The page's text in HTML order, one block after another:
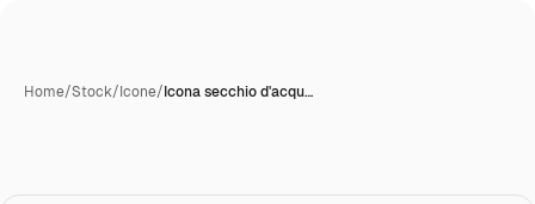
Home/Stock/Icone/Icona secchio d'acqu…